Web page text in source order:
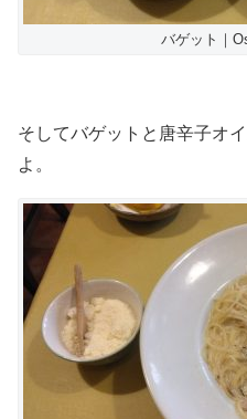
バゲット｜
そしてバゲットと唐辛子オ
よ。